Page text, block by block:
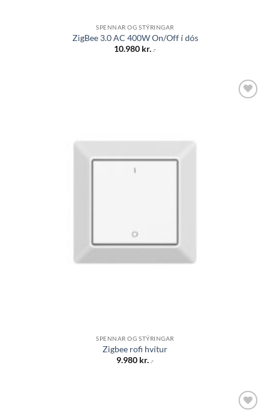
SPENNAR OG STÝRINGAR
ZigBee 3.0 AC 400W On/Off í dós
10.980 kr. .-
SPENNAR OG STÝRINGAR
Zigbee rofi hvítur
9.980 kr. .-